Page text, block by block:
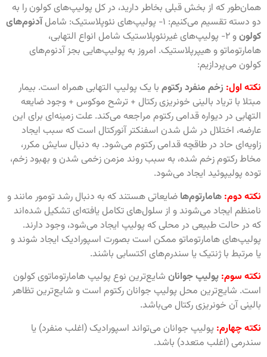
همان‌طور که از بخش قبلی بخاطر دارید، در کل پولیپ‌های کولون را به
دو دسته تقسیم می‌کنیم: ۱- پولیپ‌های نئوپلاستیک: شامل
آدنوم‌های
کولون
و ۲- پولیپ‌های غیرنئوپلاستیک شامل انواع التهابی،
هامارتوماتو و هیپرپلاستیک. امروز به پولیپ‌هایی بجز آدنوم‌های
کولون می‌پردازیم:
نکته اول: زخم منفرد رکتوم با یک پولیپ التهابی همراه است. بیمار
مبتلا با تریاد بالینی خونریزی رکتال + ترشح موکوس + وجود ضایعه
التهابی در دیواره قدامی رکتوم مراجعه می‌کند. علت زمینه‌ای برای این
عارضه، اختلال در شل شدن اسفنکتر آنورکتال است که سبب ایجاد
زاویه‌ای حاد در طاقچه قدامی رکتوم می‌شود. به دنبال سایش مکرر،
مخاط رکتوم زخم شده، به سبب روند مزمن زخمی شدن و بهبود زخم،
توده پولیپوئید ایجاد می‌شود.
نکته دوم: هامارتوم‌ها ضایعاتی هستند که به دنبال رشد تومور مانند و
نامنظم ایجاد می‌شوند و از سلول‌های تکامل یافته‌ای تشکیل شده‌اند
که در حالت طبیعی در محلی که پولیپ ایجاد می‌شود، وجود دارند.
پولیپ‌های هامارتوماتو ممکن است بصورت اسپورادیک ایجاد شوند و
یا مرتبط با ژنتیک یا سندرم‌های اکتسابی باشند.
نکته سوم: پولیپ جوانان شایع‌ترین نوع پولیپ هامارتوماتوی کولون
است. شایع‌ترین محل پولیپ جوانان رکتوم است و شایع‌ترین تظاهر
بالینی آن خونریزی رکتال می‌باشد.
نکته چهارم: پولیپ جوانان می‌تواند اسپورادیک (اغلب منفرد) یا
سندرمی (اغلب متعدد) باشد.